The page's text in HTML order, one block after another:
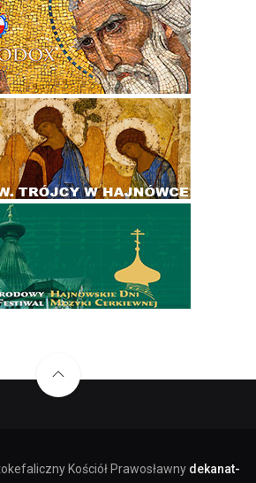
Kościół Prawosławny dekanat-